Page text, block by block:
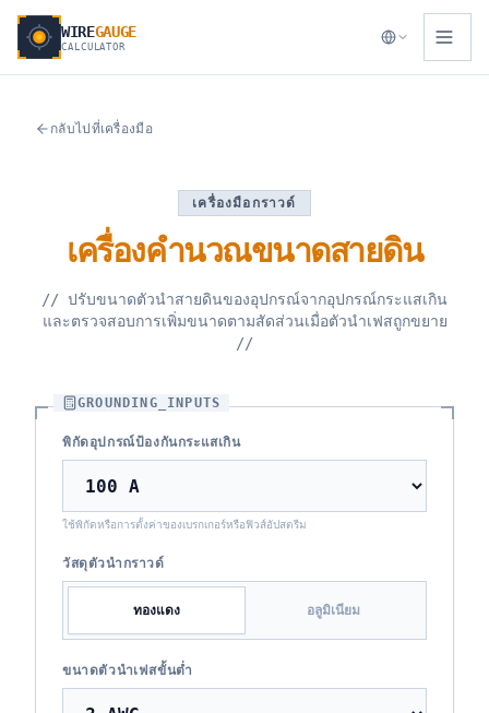
WIREGAUGE
CALCULATOR
กลับไปที่เครื่องมือ
เครื่องมือกราวด์
เครื่องคำนวณขนาดสายดิน
// ปรับขนาดตัวนำสายดินของอุปกรณ์จากอุปกรณ์กระแสเกิน
และตรวจสอบการเพิ่มขนาดตามสัดส่วนเมื่อตัวนำเฟสถูกขยาย
//
GROUNDING_INPUTS
พิกัดอุปกรณ์ป้องกันกระแสเกิน
ใช้พิกัดหรือการตั้งค่าของเบรกเกอร์หรือฟิวส์อัปสตรีม
วัสดุตัวนำกราวด์
ทองแดง อลูมิเนียม
ขนาดตัวนำเฟสขั้นต่ำ